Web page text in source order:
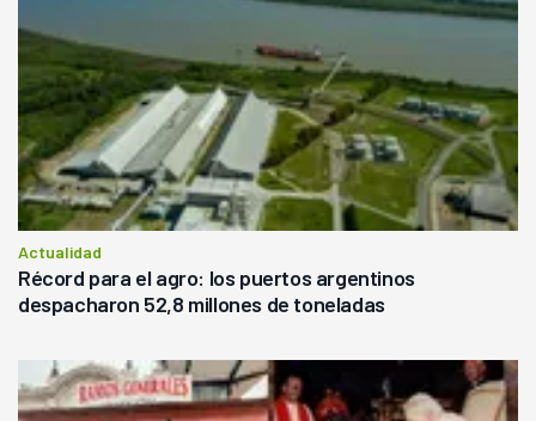
Actualidad
Récord para el agro: los puertos argentinos
despacharon 52,8 millones de toneladas